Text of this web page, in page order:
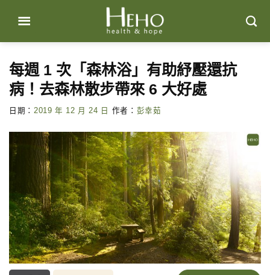
content
每週 1 次「森林浴」有助紓壓還抗
病！去森林散步帶來 6 大好處
日期： 2019 年 12 月 24 日 作者： 彭幸茹